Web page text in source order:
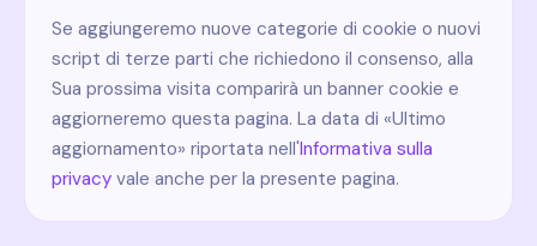
Se aggiungeremo nuove categorie di cookie o nuovi
script di terze parti che richiedono il consenso, alla
Sua prossima visita comparirà un banner cookie e
aggiorneremo questa pagina. La data di «Ultimo
aggiornamento» riportata nell'Informativa sulla
privacy vale anche per la presente pagina.